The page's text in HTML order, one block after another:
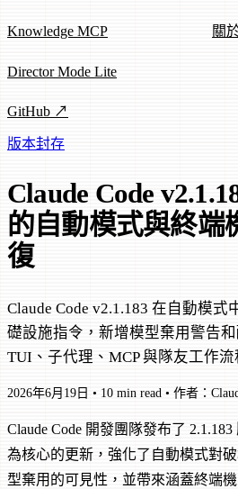
Knowledge MCP
Director Mode Lite
GitHub ↗
關
版本封存
Claude Code
的自動模式與終端
復
Claude Code v2.1.183 在自動模
礎設施指令，新增模型棄用警告
TUI、子代理、MCP 與隊友工作流
2026年6月19日 • 10 min read • 作者：
Claude Code 開發團隊發布了
為核心的更新，強化了自動模式對
型棄用的可見性，並帶來涵蓋終端